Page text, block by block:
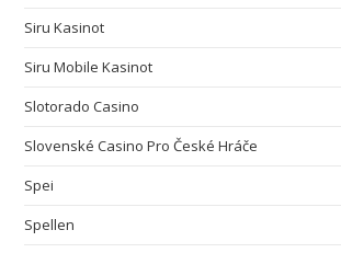
Siru Kasinot
Siru Mobile Kasinot
Slotorado Casino
Slovenské Casino Pro České Hráče
Spei
Spellen